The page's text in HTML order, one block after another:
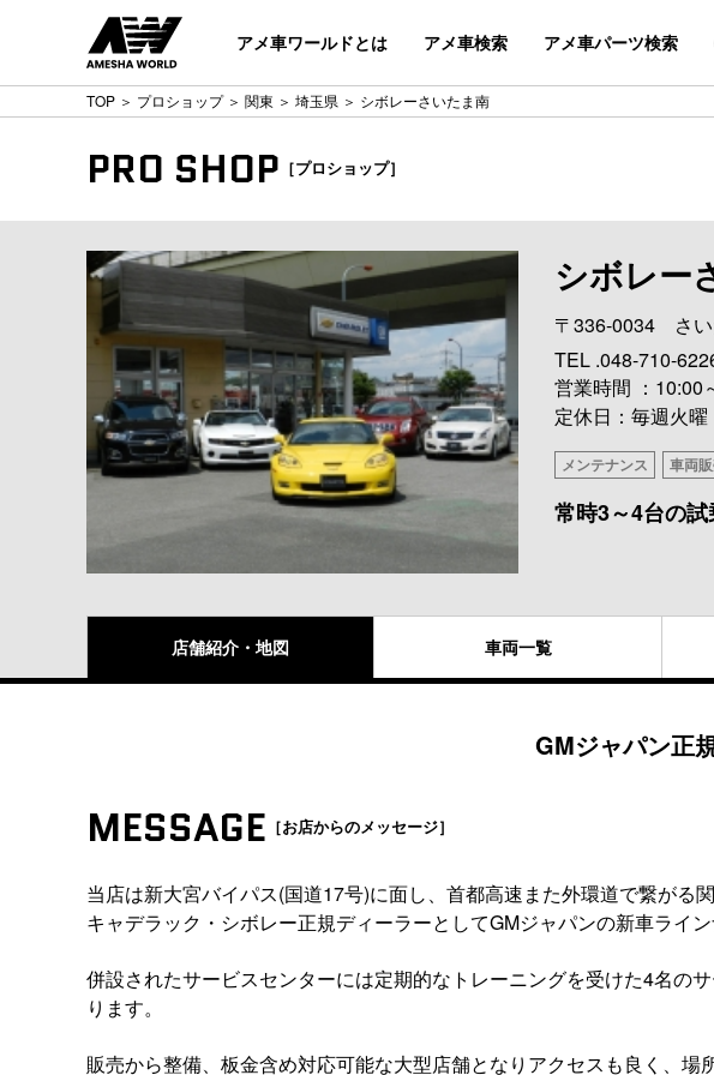
アメ車ワールドとは アメ車検索 アメ車パーツ検索
TOP ＞ プロショップ＞ 関東 ＞ 埼玉県 ＞ シボレーさいたま南
PRO SHOP ［プロショップ］
シボレー
〒336-0034 さい
TEL .048-710-
営業時間 ：10:00
定休日：毎週火曜
メンテナンス 車両
常時3～4台の
店舗紹介 ・地図 車両一覧
GMジャパン正
MESSAGE ［お店からのメッセージ］
当店は新大宮バイパス(国道17号)に面し、首都高速また外環道で繋がる
キャデラック・シボレー正規ディーラーとしてGMジャパンの新車ライ
併設されたサービスセンターには定期的なトレーニングを受けた4名の
ります。
販売から整備、板金含め対応可能な大型店舗となりアクセスも良く、場